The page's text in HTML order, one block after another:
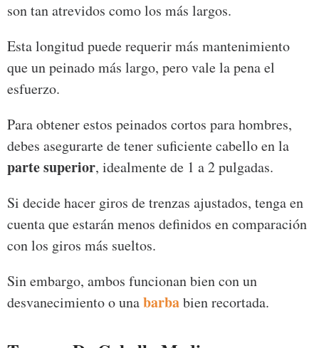
son tan atrevidos como los más largos.
Esta longitud puede requerir más mantenimiento
que un peinado más largo, pero vale la pena el
esfuerzo.
Para obtener estos peinados cortos para hombres,
debes asegurarte de tener suficiente cabello en la
parte superior, idealmente de 1 a 2 pulgadas.
Si decide hacer giros de trenzas ajustados, tenga en
cuenta que estarán menos definidos en comparación
con los giros más sueltos.
Sin embargo, ambos funcionan bien con un
desvanecimiento o unabarbabien recortada.